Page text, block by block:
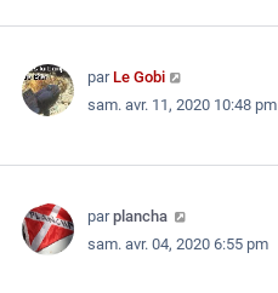
par Le Gobi
sam. avr. 11, 2020 10:48 pm
parplancha
sam. avr. 04, 2020 6:55 pm